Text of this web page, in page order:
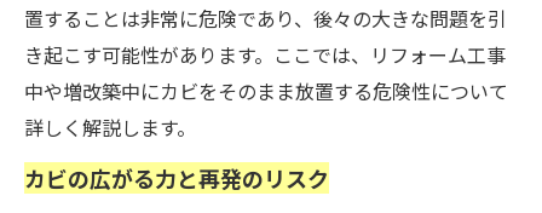
置することは非常に危険であり、後々の大きな問題を引
き起こす可能性があります。ここでは、リフォーム工事
中や増改築中にカビをそのまま放置する危険性について
詳しく解説します。
カビの広がる力と再発のリスク